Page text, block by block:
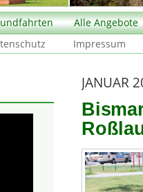
Alle Angebote
Impressum
JANUAR